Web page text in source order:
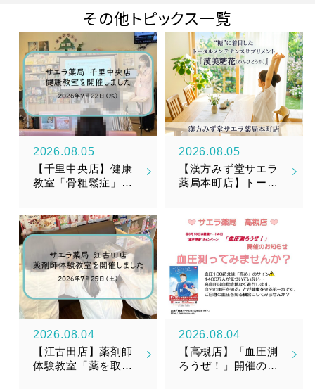
その他トピックス一覧
2026.08.05
【千里中央店】健康
教室「骨粗鬆症」を
2026.08.05
【漢方みず堂サエラ
薬局本町店】トータ
（かんびとうか）』
新発売のお知らせ
2026.08.04
【江古田店】薬剤師
体験教室「薬を取り
2026.08.04
【高槻店】「血圧測
ろうぜ！」開催のお